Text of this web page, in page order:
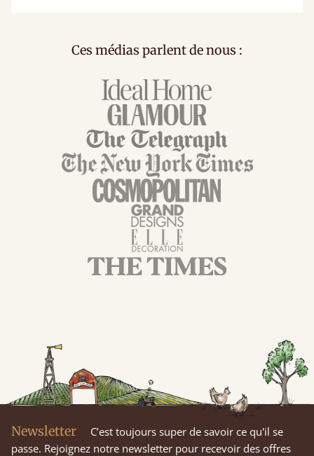
Ces médias parlent de nous :
Newsletter
C’est toujours super de savoir ce qu'il se
passe. Rejoignez notre newsletter pour recevoir des offres